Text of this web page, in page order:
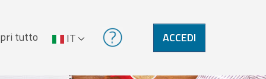
tutto IT ACCEDI